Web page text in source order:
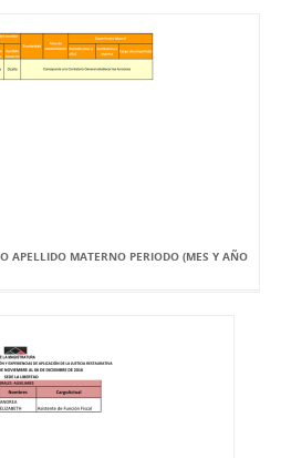
APELLIDO MATERNO PERIODO (MES Y AÑO